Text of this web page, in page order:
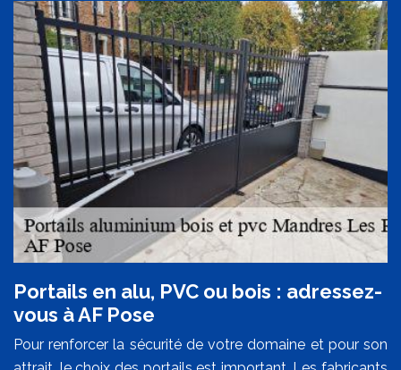
Portails en alu, PVC ou bois : adressez-
vous à AF Pose
Pour renforcer la sécurité de votre domaine et pour son